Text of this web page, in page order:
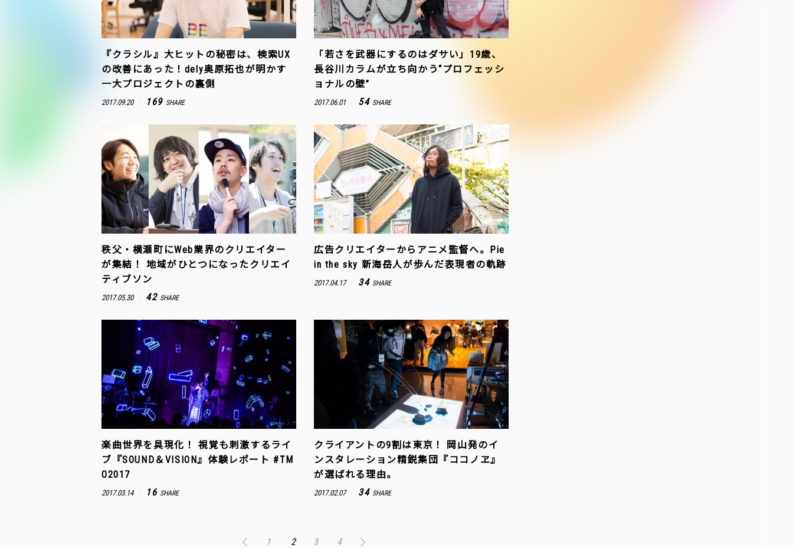
『クラシル』大ヒットの秘密は、検索UX
の改善にあった！dely奥原拓也が明かす
一大プロジェクトの裏側
2017.09.20 169 SHARE
「若さを武器にするのはダサい」19歳、
長谷川カラムが立ち向かう“プロフェッシ
ョナルの壁”
2017.06.01 54 SHARE
秩父・横瀬町にWeb業界のクリエイター
が集結！ 地域がひとつになったクリエイ
ティブソン
2017.05.30 42 SHARE
広告クリエイターからアニメ監督へ。Pie
in the sky 新海岳人が歩んだ表現者の軌跡
2017.04.17 34 SHARE
楽曲世界を具現化！ 視覚も刺激するライ
ブ『SOUND＆VISION』体験レポート #TM
O2017
2017.03.14 16 SHARE
クライアントの9割は東京！ 岡山発のイ
ンスタレーション精鋭集団『ココノヱ』
が選ばれる理由。
2017.02.07 34 SHARE
1 2 3 4